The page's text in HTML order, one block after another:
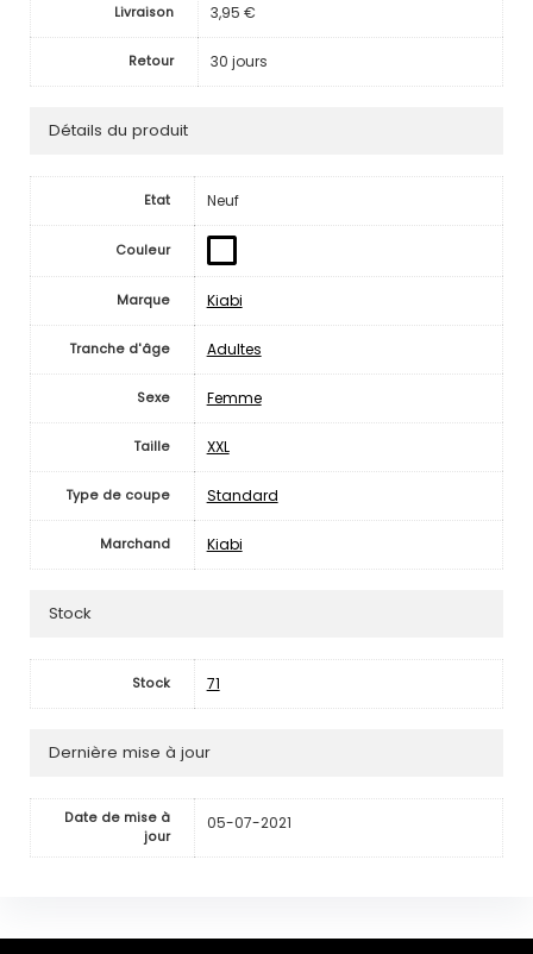
Livraison 3,95 €
Retour 30 jours
Détails du produit
Etat Neuf
Couleur
Marque Kiabi
Tranche d'âge Adultes
Sexe Femme
Taille XXL
Type de coupe Standard
Marchand Kiabi
Stock
Stock 71
Dernière mise à jour
Date de mise à
jour
05-07-2021